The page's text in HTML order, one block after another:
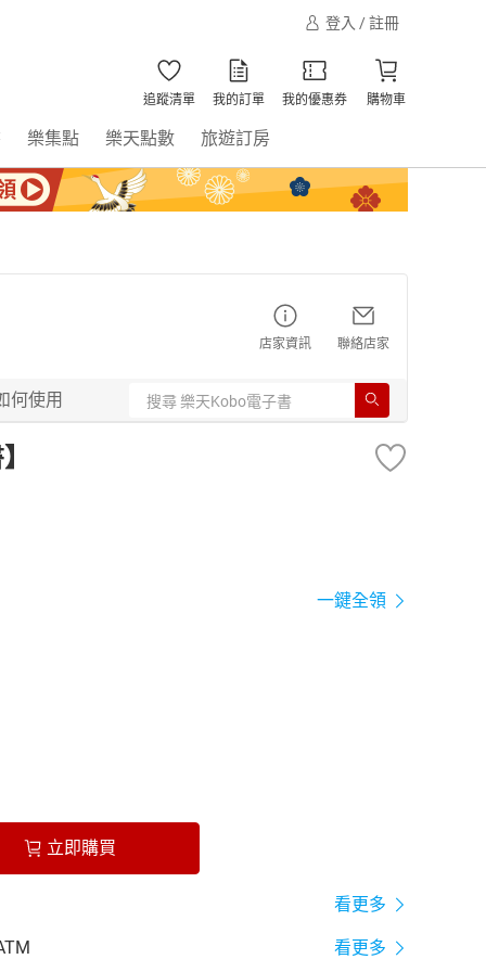
登入 / 註冊
追蹤清單 我的訂單 我的優惠券 購物車
樂集點 樂天點數 旅遊訂房
店家資訊 聯絡店家
何使用
一鍵全領
立即購買
看更多
看更多